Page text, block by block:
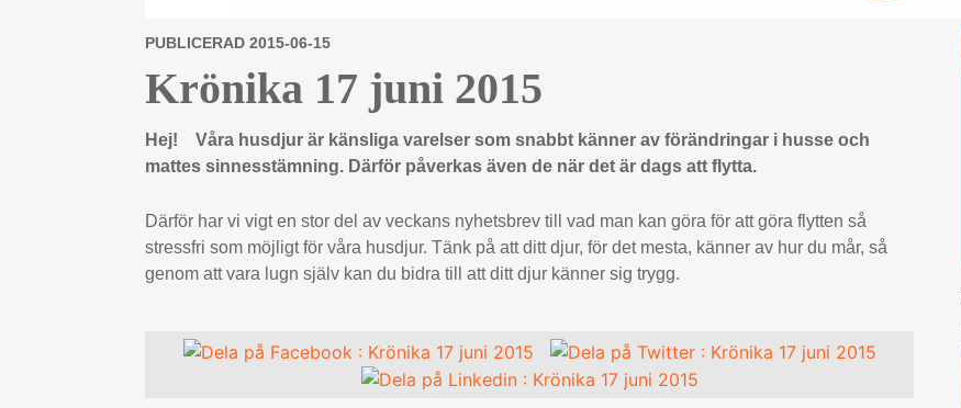
PUBLICERAD 2015-06-15
Krönika 17 juni 2015
Hej! Våra husdjur är känsliga varelser som snabbt känner av förändringar i husse och
mattes sinnesstämning. Därför påverkas även de när det är dags att flytta.
Därför har vi vigt en stor del av veckans nyhetsbrev till vad man kan göra för att göra flytten så
stressfri som möjligt för våra husdjur. Tänk på att ditt djur, för det mesta, känner av hur du mår, så
genom att vara lugn själv kan du bidra till att ditt djur känner sig trygg.